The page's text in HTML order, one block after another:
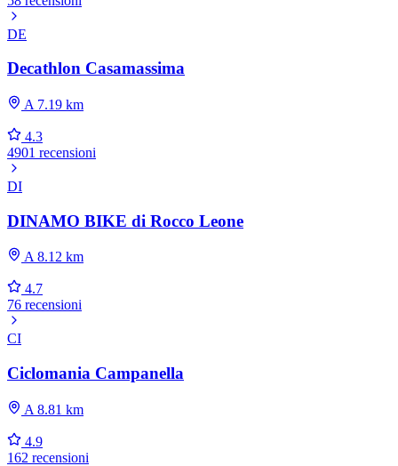
DE
Decathlon Casamassima
A 7.19 km
4.3
4901 recensioni
DI
DINAMO BIKE di Rocco Leone
A 8.12 km
4.7
76 recensioni
CI
Ciclomania Campanella
A 8.81 km
4.9
162 recensioni